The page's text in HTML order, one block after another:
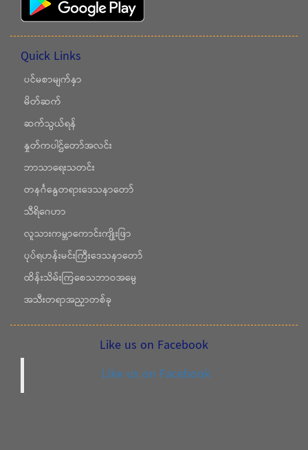
Quick Links
ပင်မစာမျက်နှာ
မိတ်ဆက်
ဆက်သွယ်ရန်
နှုတ်ကပါဌ်တော်အလင်း
ဘာသာရေးသတင်း
တနင်္ဂနွေတရားဒေသနာတော်
သီရိဂေဟာ
လူသားကမ္ဘာကောင်းကျိုးဖြာ
ပုပ်ရဟန်းမင်းကြီးဒေသနာတော်
ထိန်းသိမ်းကြစေသဘာဝအမွေ
အသီးတရာအညှာတစ်ခု
Like us on Facebook
Like us on Facebook